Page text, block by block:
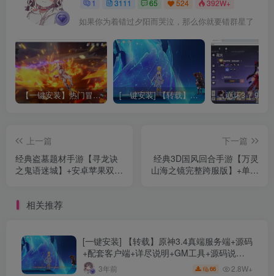
1 3111 65 524 392W+
如果你为着错过夕阳而哭泣，那么你就要错群星了
【一键安装】热门冒险策略类游戏崩坏：星穹铁道全新2.3版本一键端+一键代理+一键启动+免虚拟机 [一键安装] 【转载】原神3.4真端服务端+源码+配套客户端+详尽说明+GM工具+源码说明文件
上一篇
经典盗墓题材手游【寻龙诀
之鬼语迷城】+安卓苹果双端
教程
下一篇
经典3D国风回合手游【万灵
山海之镜完整跨服版】+单安
相关推荐
[一键安装] 【转载】原神3.4真端服务端+源码
+配套客户端+详尽说明+GM工具+源码说明
文件3年前 66 2.8W+